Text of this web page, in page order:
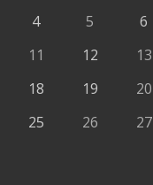
4
5 6
11
12 13
18
19 20
25
26 27